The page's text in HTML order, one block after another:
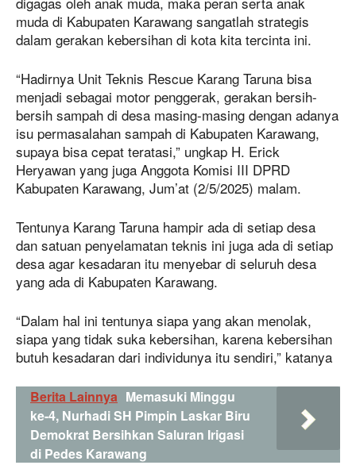
muda di Kabupaten Karawang sangatlah strategis
dalam gerakan kebersihan di kota kita tercinta ini.
“Hadirnya Unit Teknis Rescue Karang Taruna bisa
menjadi sebagai motor penggerak, gerakan bersih-
bersih sampah di desa masing-masing dengan adanya
isu permasalahan sampah di Kabupaten Karawang,
supaya bisa cepat teratasi,” ungkap H. Erick
Heryawan yang juga Anggota Komisi III DPRD
Kabupaten Karawang, Jum’at (2/5/2025) malam.
Tentunya Karang Taruna hampir ada di setiap desa
dan satuan penyelamatan teknis ini juga ada di setiap
desa agar kesadaran itu menyebar di seluruh desa
yang ada di Kabupaten Karawang.
“Dalam hal ini tentunya siapa yang akan menolak,
siapa yang tidak suka kebersihan, karena kebersihan
butuh kesadaran dari individunya itu sendiri,” katanya
Berita Lainnya Memasuki Minggu
ke-4, Nurhadi SH Pimpin Laskar Biru
Demokrat Bersihkan Saluran Irigasi
di Pedes Karawang